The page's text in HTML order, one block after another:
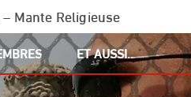
Mante Religieuse
ET AUSSI…